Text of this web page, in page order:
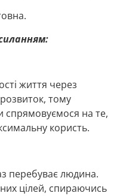
життя через
тому
на те,
користь.
перебуває людина.
цілей, спираючись